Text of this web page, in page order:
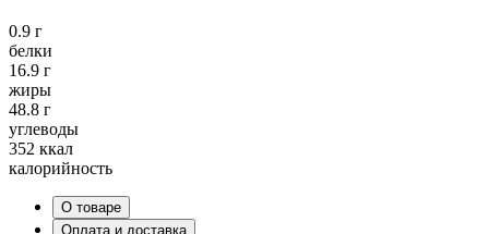
0.9 г
белки
16.9 г
жиры
48.8 г
углеводы
352 ккал
калорийность
О товаре
Оплата и доставка